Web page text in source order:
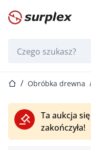
Strona główna
Strona główna
Obróbka drewna
Ta aukcja się
zakończyła!